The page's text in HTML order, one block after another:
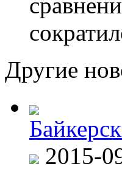
Другие
2015-